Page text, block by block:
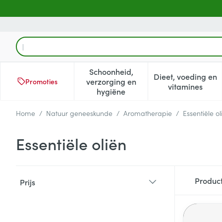
Product, merk, categorie...
Promoties
Schoonheid,
verzorging en
hygiëne
Toon submenu voor
Dieet, voeding en
vitamines
Toon
Home / Natuur geneeskunde / Aromatherapie / Essentiële
Essentiële oliën
Prijs